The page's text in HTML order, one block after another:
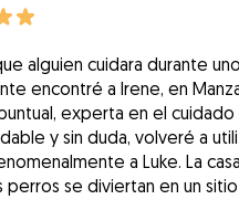
alguien cuidara durante
encontré a Irene, en
experta en el cuidado
y sin duda, volveré a
a Luke. La
se diviertan en un